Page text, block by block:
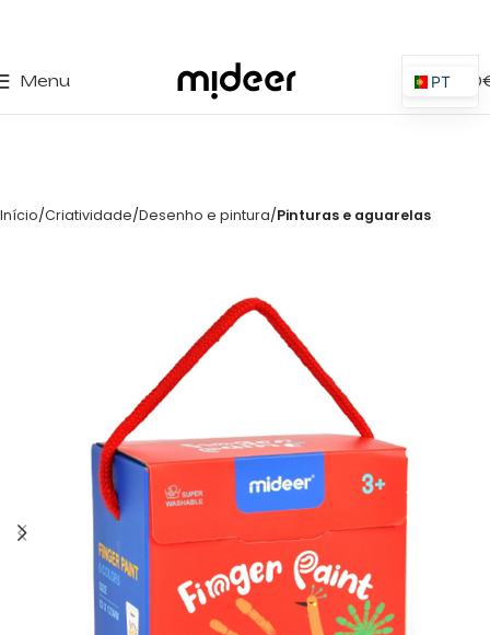
Menu 0,00
Início Criatividade Desenho e pintura Pinturas e aguarelas
PT
ES